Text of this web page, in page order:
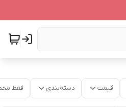
قیمت دسته‌بندی فقط